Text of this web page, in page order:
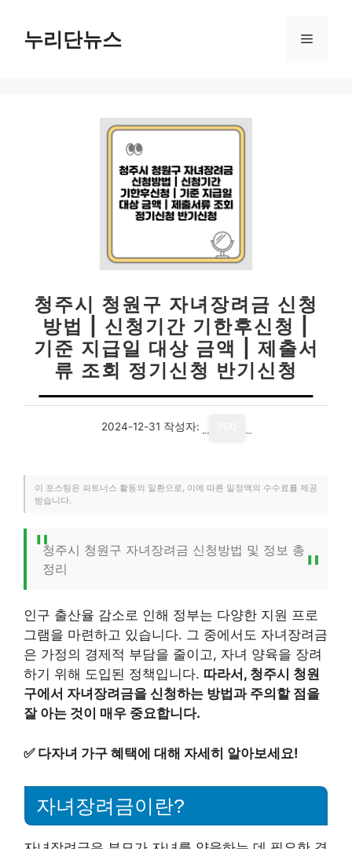
누리단뉴스 메
청주시 청원구 자녀장려금 신청
방법 | 신청기간 기한후신청 |
기준 지급일 대상 금액 | 제출서
류 조회 정기신청 반기신청
2024-12-31 작성자:
이 포스팅은 파트너스 활동의 일환으로, 이에 따른 일정액의 수수료를 제공
받습니다.
청주시 청원구 자녀장려금 신청방법 및 정보 총
정리
인구 출산율 감소로 인해 정부는 다양한 지원 프로
그램을 마련하고 있습니다. 그 중에서도 자녀장려금
은 가정의 경제적 부담을 줄이고, 자녀 양육을 장려
하기 위해 도입된 정책입니다. 따라서, 청주시 청원
구에서 자녀장려금을 신청하는 방법과 주의할 점을
잘 아는 것이 매우 중요합니다.
✅ 다자녀 가구 혜택에 대해 자세히 알아보세요!
자녀장려금이란?